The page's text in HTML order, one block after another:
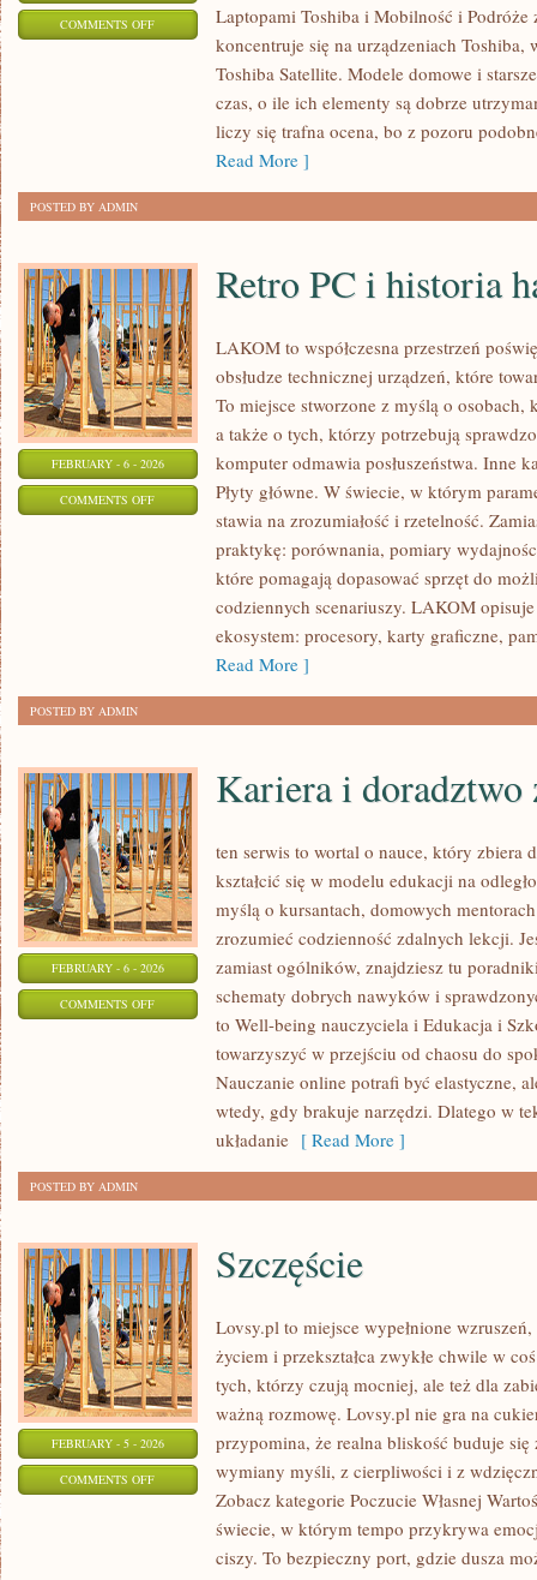
COMMENTS OFFON
MOBILNOŚĆ
Laptopami Toshiba i Mobilność i Podróże
koncentruje się na urządzeniach
Toshiba Satellite. Modele domowe i
czas, o ile ich elementy są dobrze
liczy się trafna ocena, bo z pozoru
Read More ]
POSTED BY ADMIN
FEBRUARY - 6 - 2026
COMMENTS OFFON
Retro PC i historia
LAKOM to współczesna przestrzeń
obsłudze technicznej urządzeń, które
To miejsce stworzone z myślą o
a także o tych, którzy potrzebują
komputer odmawia posłuszeństwa. Inne
Płyty główne. W świecie, w którym
stawia na zrozumiałość i rzetelność.
praktykę: porównania, pomiary
które pomagają dopasować sprzęt do
codziennych scenariuszy. LAKOM
ekosystem: procesory, karty graficzne,
Read More ]
POSTED BY ADMIN
FEBRUARY - 6 - 2026
COMMENTS OFFON
DORADZTWO
ZAWODOWE
Kariera i doradztwo
ten serwis to wortal o nauce, który zbiera
kształcić się w modelu edukacji na
myślą o kursantach, domowych
zrozumieć codzienność zdalnych lekcji.
zamiast ogólników, znajdziesz tu
schematy dobrych nawyków i
to Well-being nauczyciela i Edukacja i
towarzyszyć w przejściu od chaosu do
Nauczanie online potrafi być elastyczne,
wtedy, gdy brakuje narzędzi. Dlatego w
układanie [ Read More ]
POSTED BY ADMIN
FEBRUARY - 5 - 2026
COMMENTS OFFON
SZCZĘŚCIE
Szczęście
Lovsy.pl to miejsce wypełnione
życiem i przekształca zwykłe chwile w
tych, którzy czują mocniej, ale też dla
ważną rozmowę. Lovsy.pl nie gra na
przypomina, że realna bliskość buduje
wymiany myśli, z cierpliwości i z
Zobacz kategorie Poczucie Własnej
świecie, w którym tempo przykrywa
ciszy. To bezpieczny port, gdzie dusza